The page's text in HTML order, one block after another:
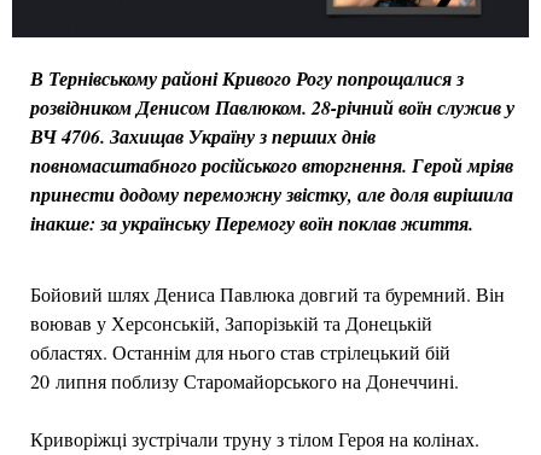
В Тернівському районі Кривого Рогу попрощалися з
розвідником Денисом Павлюком. 28-річний воїн служив у
ВЧ 4706. Захищав Україну з перших днів
повномасштабного російського вторгнення. Герой мріяв
принести додому переможну звістку, але доля вирішила
інакше: за українську Перемогу воїн поклав життя.
Бойовий шлях Дениса Павлюка довгий та буремний. Він
воював у Херсонській, Запорізькій та Донецькій
областях. Останнім для нього став стрілецький бій
20 липня поблизу Старомайорського на Донеччині.
Криворіжці зустрічали труну з тілом Героя на колінах.